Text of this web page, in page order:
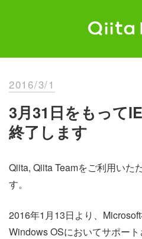
2016/3/1
3月31日をもって
終了します
Qiita, Qiita Teamをご利用いた
す。
2016年1月13日より、
Windows OSにおいてサポー